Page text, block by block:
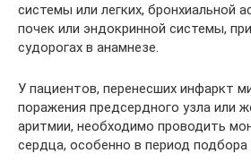
системы или легких, бронхиальной
почек или эндокринной системы,
судорогах в анамнезе.
У пациентов, перенесших инфаркт
поражения предсердного узла или
аритмии, необходимо проводить
сердца, особенно в период подбора